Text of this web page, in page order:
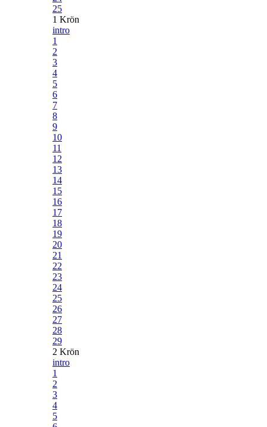
25
1 Krön
intro
1
2
3
4
5
6
7
8
9
10
11
12
13
14
15
16
17
18
19
20
21
22
23
24
25
26
27
28
29
2 Krön
intro
1
2
3
4
5